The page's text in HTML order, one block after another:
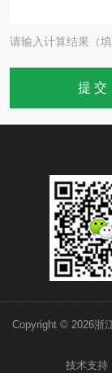
请输入计算结果（
Copyright © 2026浙
技术支持